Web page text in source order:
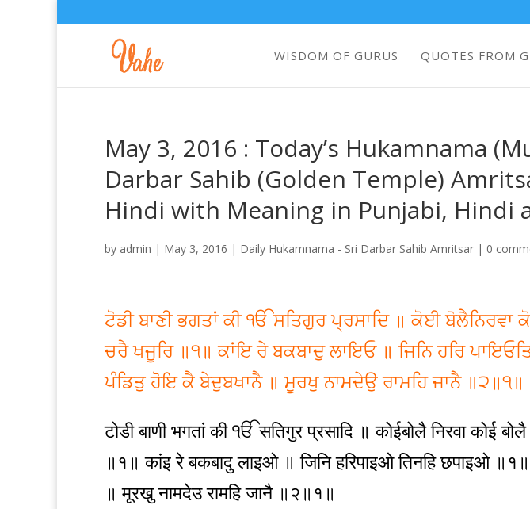
WISDOM OF GURUS QUOTES FROM
May 3, 2016 : Today’s Hukamnama
Darbar Sahib (Golden Temple)
Hindi with Meaning in Punjabi, Hindi
by admin | May 3, 2016 | Daily Hukamnama - Sri Darbar Sahib Amritsar | 0
ਟੋਡੀ ਬਾਣੀ ਭਗਤਾਂ ਕੀ ੴ ਸਤਿਗੁਰ ਪ੍ਰਸਾਦਿ ॥ ਕੋਈ ਬੋਲੈਨਿਰਵਾ
ਚਰੈ ਖਜੂਰਿ ॥੧॥ ਕਾਂਇ ਰੇ ਬਕਬਾਦੁ ਲਾਇਓ ॥ ਜਿਨਿ ਹਰਿ
ਪੰਡਿਤੁ ਹੋਇ ਕੈ ਬੇਦੁਬਖਾਨੈ ॥ ਮੂਰਖੁ ਨਾਮਦੇਉ ਰਾਮਹਿ ਜਾਨੈ ॥੨॥੧॥
टोडी बाणी भगतां की ੴ सतिगुर प्रसादि ॥ कोईबोलै निरवा कोई
॥१॥ कांइ रे बकबादु लाइओ ॥ जिनि हरिपाइओ तिनहि छपाइओ
॥ मूरखु नामदेउ रामहि जानै ॥२॥१॥